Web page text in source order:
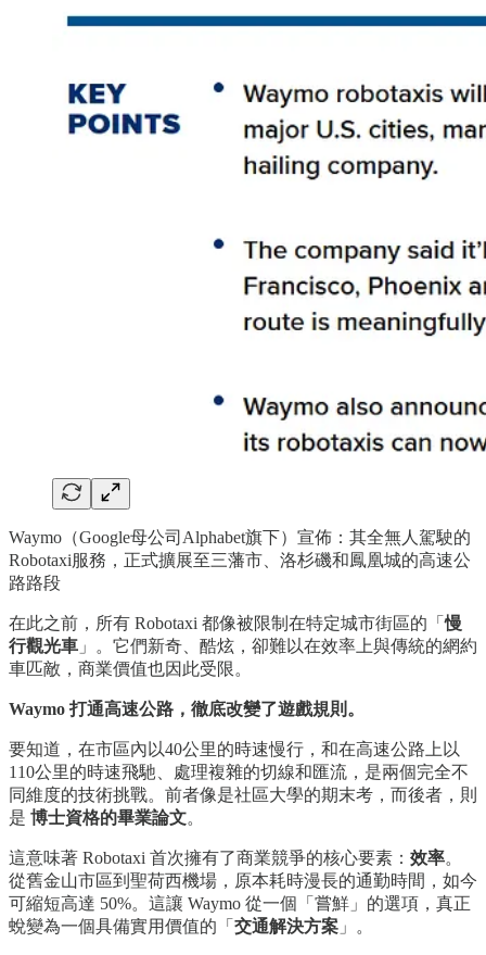
Waymo（Google母公司Alphabet旗下）宣佈：其全無人駕駛的
Robotaxi服務，正式擴展至三藩市、洛杉磯和鳳凰城的高速公
路路段
在此之前，所有 Robotaxi 都像被限制在特定城市街區的「慢
行觀光車 」。它們新奇、酷炫，卻難以在效率上與傳統的網約
車匹敵，商業價值也因此受限。
Waymo 打通高速公路，徹底改變了遊戲規則。
要知道，在市區內以40公里的時速慢行，和在高速公路上以
110公里的時速飛馳、處理複雜的切線和匯流，是兩個完全不
同維度的技術挑戰。前者像是社區大學的期末考，而後者，則
是 博士資格的畢業論文。
這意味著 Robotaxi 首次擁有了商業競爭的核心要素： 效率。
從舊金山市區到聖荷西機場，原本耗時漫長的通勤時間，如今
可縮短高達 50%。這讓 Waymo 從一個「嘗鮮」的選項，真正
蛻變為一個具備實用價值的「 交通解決方案 」。